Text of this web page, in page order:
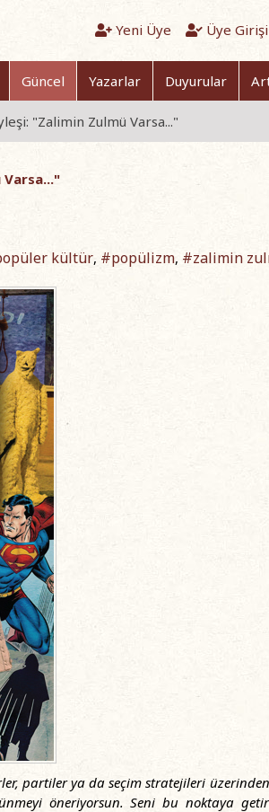
Yeni Üye Üye Girişi
Güncel Yazarlar Duyurular
"Zalimin Zulmü Varsa..."
Varsa..."
kültür, #popülizm, #zalimin
partiler ya da seçim stratejileri
öneriyorsun. Seni bu noktaya